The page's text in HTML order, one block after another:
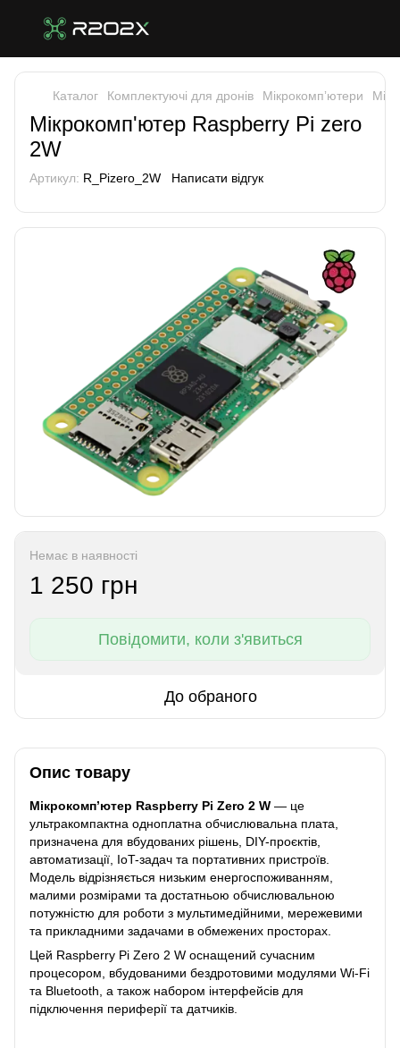
Каталог Комплектуючі для дронів Мікрокомпʼютери
Мікрокомп'ютер Raspberry Pi zero
2W
Артикул: R_Pizero_2W Написати відгук
Немає в наявності
1 250 грн
Повідомити, коли з'явиться
До обраного
Опис товару
Мікрокомп’ютер Raspberry Pi Zero 2 W — це
ультракомпактна одноплатна обчислювальна плата,
призначена для вбудованих рішень, DIY-проєктів,
автоматизації, IoT-задач та портативних пристроїв.
Модель відрізняється низьким енергоспоживанням,
малими розмірами та достатньою обчислювальною
потужністю для роботи з мультимедійними, мережевими
та прикладними задачами в обмежених просторах.
Цей Raspberry Pi Zero 2 W оснащений сучасним
процесором, вбудованими бездротовими модулями Wi-Fi
та Bluetooth, а також набором інтерфейсів для
підключення периферії та датчиків.